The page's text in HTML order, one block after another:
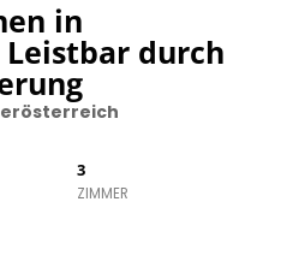
in
durch
3
ZIMMER